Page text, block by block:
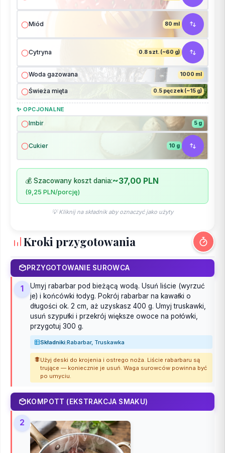
Miód 80 ml
Cytryna 0.8 szt. (~60 g)
Woda gazowana 1000 ml
Świeża mięta 0.5 pęczek (~15 g)
✨ OPCJONALNE
Imbir 5 g
Cukier 10 g
💰 Szacowany koszt dania:~37,00 PLN
(9,25 PLN/porcję)
💡 Kliknij na składnik aby oznaczyć jako użyty
Kroki przygotowania
PRZYGOTOWANIE SUROWCA
1
Umyj rabarbar pod bieżącą wodą. Usuń liście (wyrzuć
je) i końcówki łodyg. Pokrój rabarbar na kawałki o
długości ok. 2 cm, aż uzyskasz 400 g. Umyj truskawki,
usuń szypułki i przekrój większe owoce na połówki,
przygotuj 300 g.
Składniki:Rabarbar, Truskawka
Użyj deski do krojenia i ostrego noża. Liście rabarbaru są
trujące — koniecznie je usuń. Waga surowców powinna być
po umyciu.
KOMPOTT (EKSTRAKCJA SMAKU)
2